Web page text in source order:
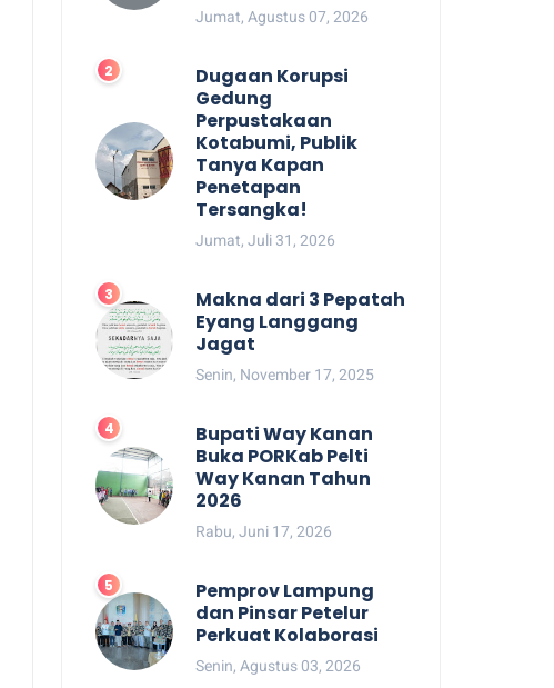
Jumat, Agustus 07, 2026
Dugaan Korupsi
Gedung
Perpustakaan
Kotabumi, Publik
Tanya Kapan
Penetapan
Tersangka!
Jumat, Juli 31, 2026
Makna dari 3 Pepatah
Eyang Langgang
Jagat
Senin, November 17, 2025
Bupati Way Kanan
Buka PORKab Pelti
Way Kanan Tahun
2026
Rabu, Juni 17, 2026
Pemprov Lampung
dan Pinsar Petelur
Perkuat Kolaborasi
Senin, Agustus 03, 2026